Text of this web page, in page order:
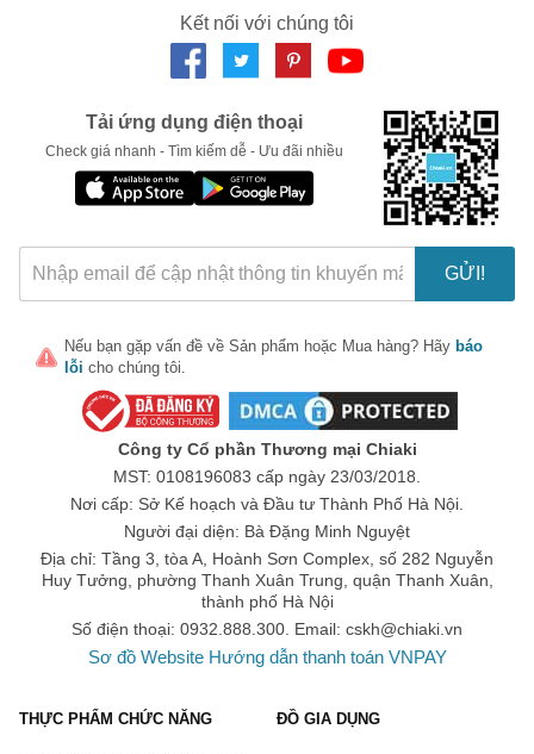
Kết nối với chúng tôi
Tải ứng dụng điện thoại
Check giá nhanh - Tìm kiếm dễ - Ưu đãi nhiều
GỬI!
Nếu bạn gặp vấn đề về Sản phẩm hoặc Mua hàng? Hãy báo
lỗi cho chúng tôi.
Công ty Cổ phần Thương mại Chiaki
MST: 0108196083 cấp ngày 23/03/2018.
Nơi cấp: Sở Kế hoạch và Đầu tư Thành Phố Hà Nội.
Người đại diện: Bà Đặng Minh Nguyệt
Địa chỉ: Tầng 3, tòa A, Hoành Sơn Complex, số 282 Nguyễn
Huy Tưởng, phường Thanh Xuân Trung, quận Thanh Xuân,
thành phố Hà Nội
Số điện thoại: 0932.888.300. Email: cskh@chiaki.vn
Sơ đồ Website Hướng dẫn thanh toán VNPAY
THỰC PHẨM CHỨC NĂNG ĐỒ GIA DỤNG
LẤY MÃ NGAY